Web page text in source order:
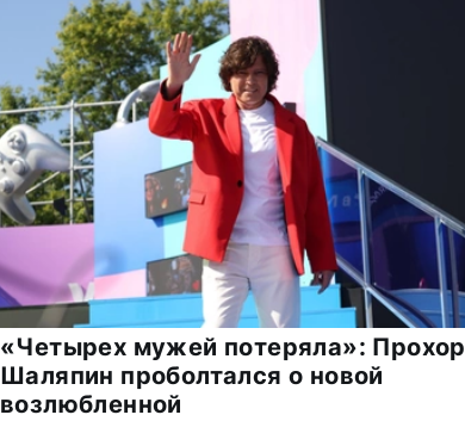
«Четырех мужей потеряла»: Прохор
Шаляпин проболтался о новой
возлюбленной